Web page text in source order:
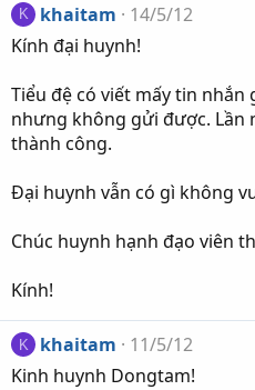
K khaitam
14/5/12
Kính đại huynh!
Tiểu đệ có viết mấy tin
nhưng không gửi được. Lần
thành công.
Đại huynh vẫn có gì không
Chúc huynh hạnh đạo viên
Kính!
K khaitam
11/5/12
Kinh huynh Dongtam!